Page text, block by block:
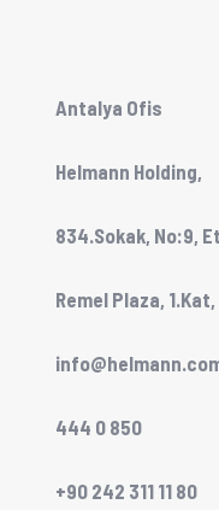
Antalya Ofis
Helmann Holding,
834.Sokak, No:9,
Remel Plaza,
444 0 850
+90 242 311 11 80